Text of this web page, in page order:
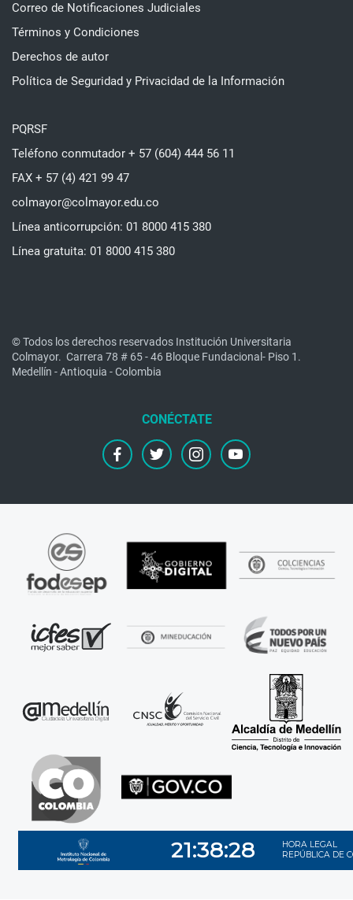
Correo de Notificaciones Judiciales
Términos y Condiciones
Derechos de autor
Política de Seguridad y Privacidad de la Información
PQRSF
Teléfono conmutador + 57 (604) 444 56 11
FAX + 57 (4) 421 99 47
colmayor@colmayor.edu.co
Línea anticorrupción: 01 8000 415 380
Línea gratuita: 01 8000 415 380
© Todos los derechos reservados Institución Universitaria
Colmayor. Carrera 78 # 65 - 46 Bloque Fundacional- Piso 1.
Medellín - Antioquia - Colombia